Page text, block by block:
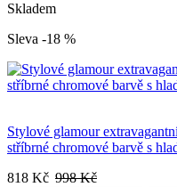
Skladem
Sleva -18 %
Stylové glamour
stříbrné chromové barvě s
818 Kč 998 Kč